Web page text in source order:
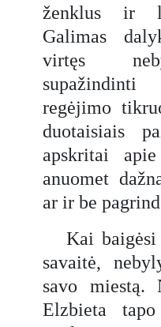
ženklus ir
Galimas
virtęs
regėjimo
duotaisiais
apskritai
anuomet
ar ir be
Kai
savaitė,
savo miestą.
Elzbieta